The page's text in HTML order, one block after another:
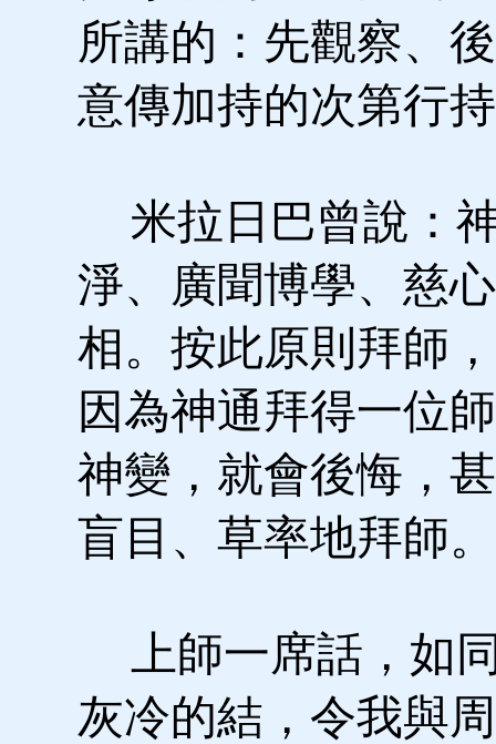
所講的：先觀察、
意傳加持的次第行
米拉日巴曾說：
淨、廣聞博學、慈
相。按此原則拜師
因為神通拜得一位
神變，就會後悔，
盲目、草率地拜師
上師一席話，如
灰冷的結，令我與